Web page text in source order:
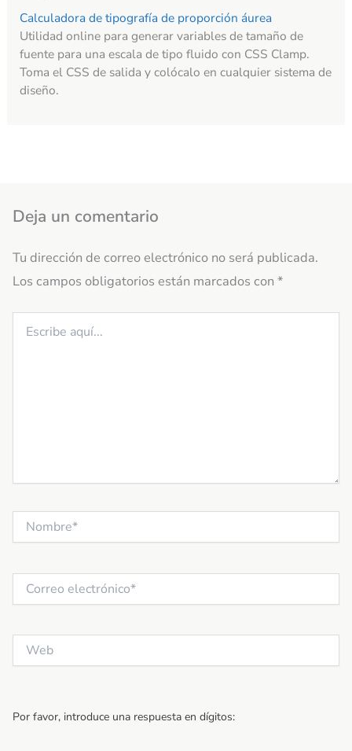
Calculadora de tipografía de proporción áurea
Utilidad online para generar variables de tamaño de
fuente para una escala de tipo fluido con CSS Clamp.
Toma el CSS de salida y colócalo en cualquier sistema de
diseño.
Deja un comentario
Tu dirección de correo electrónico no será publicada.
Los campos obligatorios están marcados con*
aquí...
electrónico*
Web
Por favor, introduce una respuesta en dígitos: